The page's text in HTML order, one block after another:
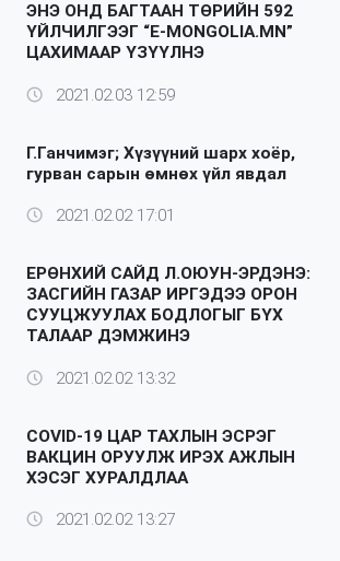
ЭНЭ ОНД БАГТААН ТӨРИЙН 592
ҮЙЛЧИЛГЭЭГ “E-MONGOLIA.MN”
ЦАХИМААР ҮЗҮҮЛНЭ
2021.02.03 12:59
Г.Ганчимэг; Хүзүүний шарх хоёр,
гурван сарын өмнөх үйл явдал
2021.02.02 17:01
ЕРӨНХИЙ САЙД Л.ОЮУН-ЭРДЭНЭ:
ЗАСГИЙН ГАЗАР ИРГЭДЭЭ ОРОН
СУУЦЖУУЛАХ БОДЛОГЫГ БҮХ
ТАЛААР ДЭМЖИНЭ
2021.02.02 13:32
COVID-19 ЦАР ТАХЛЫН ЭСРЭГ
ВАКЦИН ОРУУЛЖ ИРЭХ АЖЛЫН
ХЭСЭГ ХУРАЛДЛАА
2021.02.02 13:27